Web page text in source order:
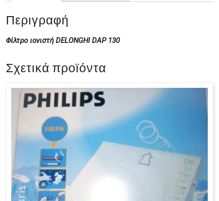
Περιγραφή
Φίλτρο ιονιστή DELONGHI DAP 130
Σχετικά προϊόντα